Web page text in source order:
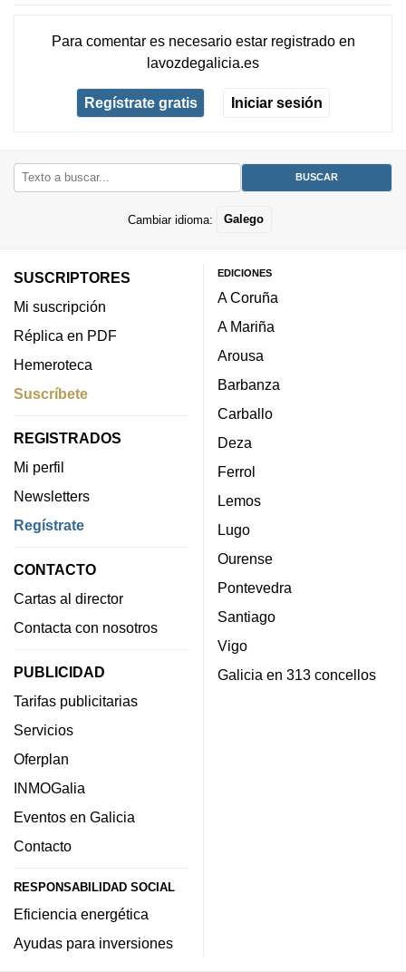
Para comentar es necesario estar registradoen
lavozdegalicia.es
Regístrate gratis Iniciar sesión
Cambiar idioma: Galego
SUSCRIPTORES
Mi suscripción
Réplica en PDF
Hemeroteca
Suscríbete
REGISTRADOS
Mi perfil
Newsletters
Regístrate
CONTACTO
Cartas al director
Contacta con nosotros
PUBLICIDAD
Tarifas publicitarias
Servicios
Oferplan
INMOGalia
Eventos en Galicia
Contacto
RESPONSABILIDAD SOCIAL
Eficiencia energética
Ayudas para inversiones
EDICIONES
A Coruña
A Mariña
Arousa
Barbanza
Carballo
Deza
Ferrol
Lemos
Lugo
Ourense
Pontevedra
Santiago
Vigo
Galicia en 313 concellos